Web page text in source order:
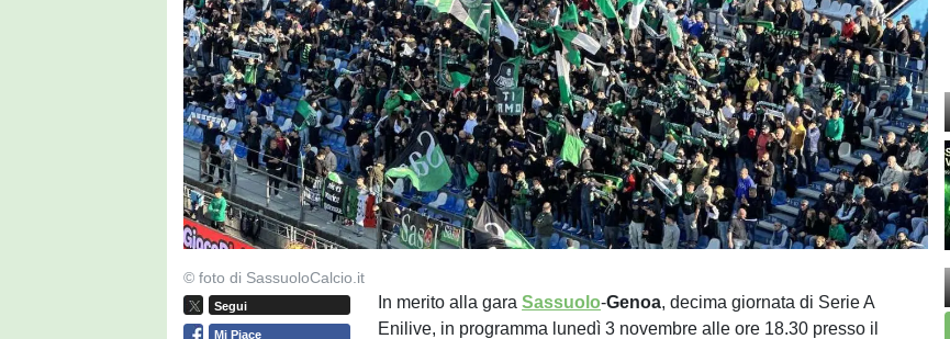
© foto di SassuoloCalcio.it
Segui
Mi Piace
In merito alla garaSassuolo-Genoa, decima giornata di Serie A
Enilive, in programma lunedì 3 novembre alle ore 18.30 presso il